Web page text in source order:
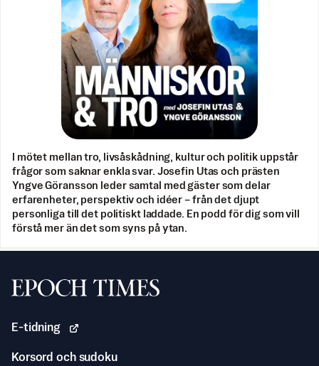
I mötet mellan tro, livsåskådning, kultur och politik uppstår
frågor som saknar enkla svar. Josefin Utas och prästen
Yngve Göransson leder samtal med gäster som delar
erfarenheter, perspektiv och idéer – från det djupt
personliga till det politiskt laddade. En podd för dig som vill
förstå mer än det som syns på ytan.
Svenska Epoch Times
E-tidning
Korsord och sudoku